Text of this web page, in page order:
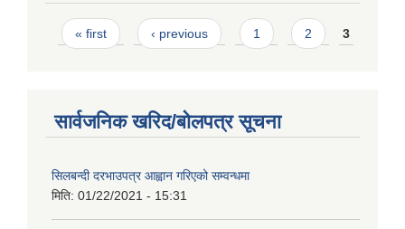
Pages
« first ‹ previous 1 2 3
सार्वजनिक खरिद/बोलपत्र सूचना
सिलबन्दी दरभाउपत्र आह्वान गरिएको सम्वन्धमा
मिति: 01/22/2021 - 15:31